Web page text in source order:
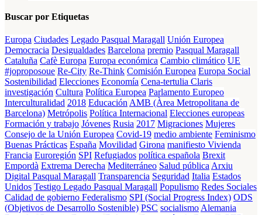
Buscar por Etiquetas
Europa Ciudades Legado Pasqual Maragall Unión Europea
Democracia Desigualdades Barcelona premio Pasqual Maragall
Cataluña Cafè Europa Europa económica Cambio climático UE
#joproposoue Re-City Re-Think Comisión Europea Europa Social
Sostenibilidad Elecciones Economía Cena-tertulia Claris
investigación Cultura Política Europea Parlamento Europeo
Interculturalidad 2018 Educación AMB (Àrea Metropolitana de
Barcelona) Metrópolis Política Internacional Elecciones europeas
Formación y trabajo Jóvenes Rusia 2017 Migraciones Mujeres
Consejo de la Unión Europea Covid-19 medio ambiente Feminismo
Buenas Prácticas España Movilidad Girona manifiesto Vivienda
Francia Euroregión SPI Refugiados política española Brexit
Empordà Extrema Derecha Mediterráneo Salud pública Arxiu
Digital Pasqual Maragall Transparencia Seguridad Italia Estados
Unidos Testigo Legado Pasqual Maragall Populismo Redes Sociales
Calidad de gobierno Federalismo SPI (Social Progress Index) ODS
(Objetivos de Desarrollo Sostenible) PSC socialismo Alemania